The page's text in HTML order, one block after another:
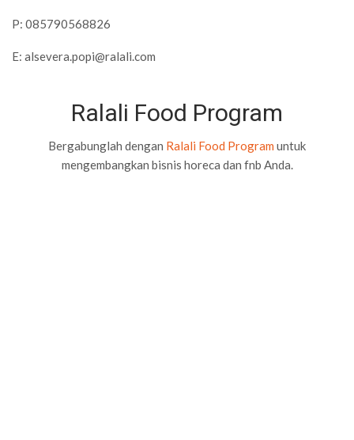
P: 085790568826
E: alsevera.popi@ralali.com
Ralali Food Program
Bergabunglah dengan Ralali Food Program untuk
mengembangkan bisnis horeca dan fnb Anda.